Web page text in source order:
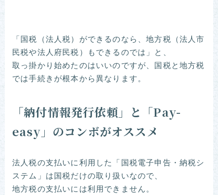
「国税（法人税）ができるのなら、地方税（法人市
民税や法人府民税）もできるのでは」と、
取っ掛かり始めたのはいいのですが、国税と地方税
では手続きが根本から異なります。
「納付情報発行依頼」と「Pay-
easy」のコンボがオススメ
法人税の支払いに利用した「国税電子申告・納税シ
ステム」は国税だけの取り扱いなので、
地方税の支払いには利用できません。